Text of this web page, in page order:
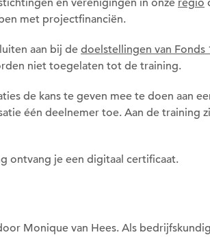
en verenigingen in onze regio
met projectfinanciën.
aan bij dedoelstellingen van Fonds
niet toegelaten tot de training.
de kans te geven mee te doen aan
één deelnemer toe. Aan de training
ontvang je een digitaal certificaat.
Monique van Hees. Als